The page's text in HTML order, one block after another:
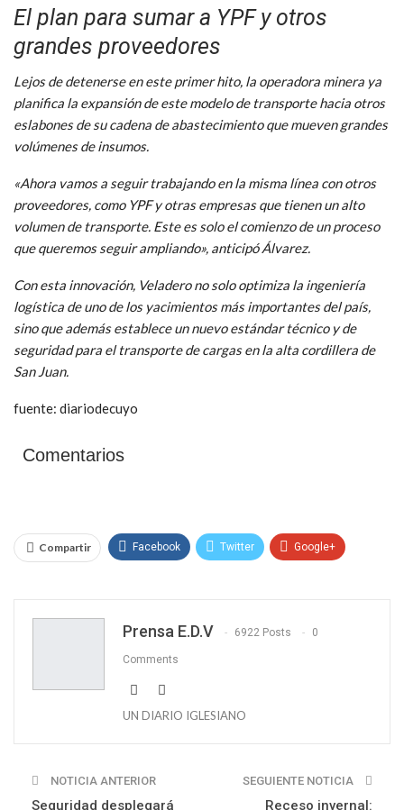
El plan para sumar a YPF y otros
grandes proveedores
Lejos de detenerse en este primer hito, la operadora minera ya
planifica la expansión de este modelo de transporte hacia otros
eslabones de su cadena de abastecimiento que mueven grandes
volúmenes de insumos.
«Ahora vamos a seguir trabajando en la misma línea con otros
proveedores, como YPF y otras empresas que tienen un alto
volumen de transporte. Este es solo el comienzo de un proceso
que queremos seguir ampliando», anticipó Álvarez.
Con esta innovación, Veladero no solo optimiza la ingeniería
logística de uno de los yacimientos más importantes del país,
sino que además establece un nuevo estándar técnico y de
seguridad para el transporte de cargas en la alta cordillera de
San Juan.
fuente: diariodecuyo
Comentarios
Compartir Facebook Twitter Google+
Prensa E.D.V 6922 Posts 0
Comments
UN DIARIO IGLESIANO
NOTICIA ANTERIOR
Seguridad desplegará
SEGUIENTE NOTICIA
Receso invernal: